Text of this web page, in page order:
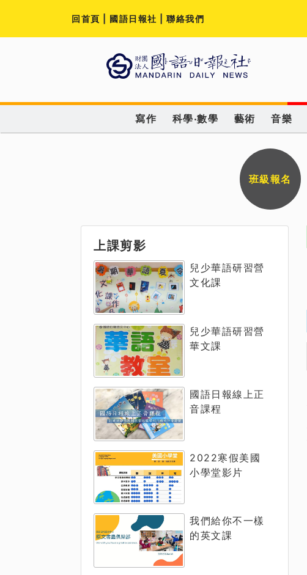
回首頁 國語日報社 聯絡我們
寫作 科學‧數學 藝術 音樂
班級報名
上課剪影
兒少華語研習營
文化課
兒少華語研習營
華文課
國語日報線上正
音課程
2022寒假美國
小學堂影片
我們給你不一樣
的英文課